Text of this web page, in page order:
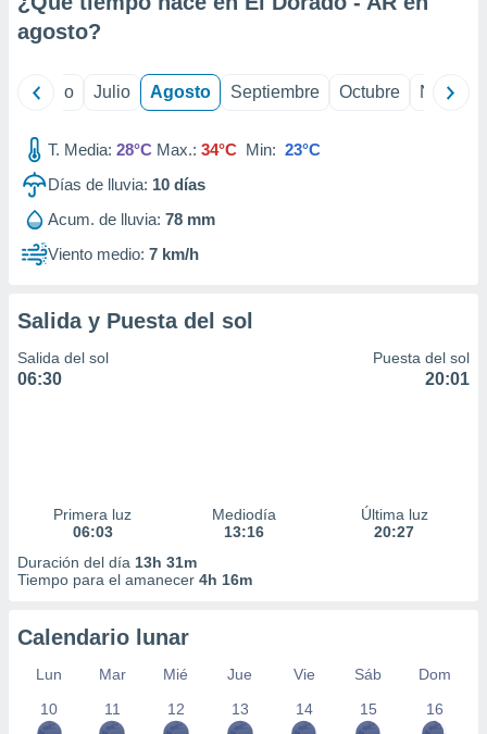
e
publicidad
publicidad
de
agosto?
Junio Julio Agosto Septiembre Octubre
T. Media: 28°C Max.: 34°C Min: 23°C
Días de lluvia: 10 días
Acum. de lluvia: 78 mm
Viento medio: 7 km/h
Salida y Puesta del sol
Salida del sol
06:30
Puesta del sol
20:01
Primera luz
06:03
Mediodía
13:16
Última luz
20:27
Duración del día 13h 31m
Tiempo para el amanecer 4h 16m
Calendario lunar
Lun Mar Mié Jue Vie Sáb
Dom
10
11 12 13 14 15 16